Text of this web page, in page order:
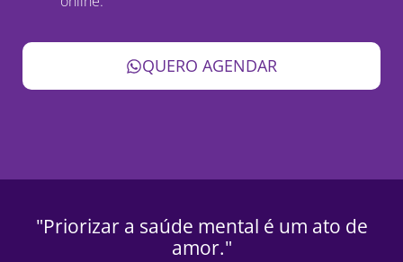
QUERO AGENDAR
"Priorizar a saúde mental é um ato de
amor."